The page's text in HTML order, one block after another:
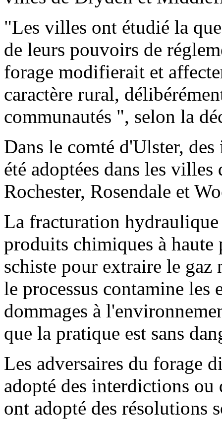
"Les villes ont étudié la
de leurs pouvoirs de
forage modifierait et
caractère rural,
communautés ", selon la
Dans le comté d'Ulster,
été adoptées dans les
Rochester, Rosendale et
La fracturation hydraulique
produits chimiques à haute
schiste pour extraire le gaz
le processus contamine les
dommages à
que la pratique est sans
Les adversaires du forage
adopté des interdictions
ont adopté des résolutions